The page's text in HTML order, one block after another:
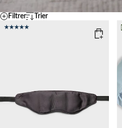
Filtrer Trier
Température
Par défaut
A – Z